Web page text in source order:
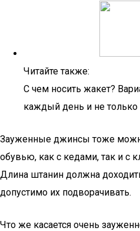
Читайте также:
С чем носить жакет?
каждый день и не только
Зауженные джинсы тоже
обувью, как с кедами, так и с
Длина штанин должна
допустимо их подворачивать.
Что же касается очень